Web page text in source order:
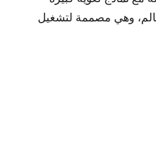
وهي مصممة لتشغيل